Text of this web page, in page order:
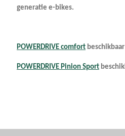
generatie e-bikes.
POWERDRIVE comfort
POWERDRIVE Pinion Sport